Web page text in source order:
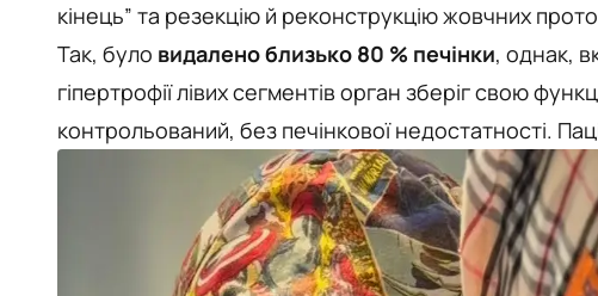
кінець” та резекцію й реконструкцію жовчних
Так, було видалено близько 80 % печінки, однак,
гіпертрофії лівих сегментів орган зберіг свою
контрольований, без печінкової недостатності.